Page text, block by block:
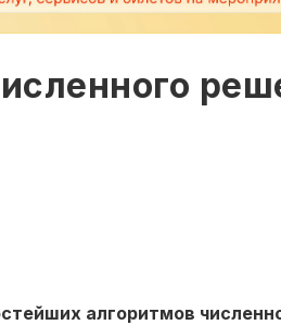
алгоритмов